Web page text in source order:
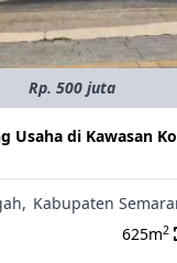
Rp. 500 juta
Usaha di Kawasan
Kabupaten
625m2